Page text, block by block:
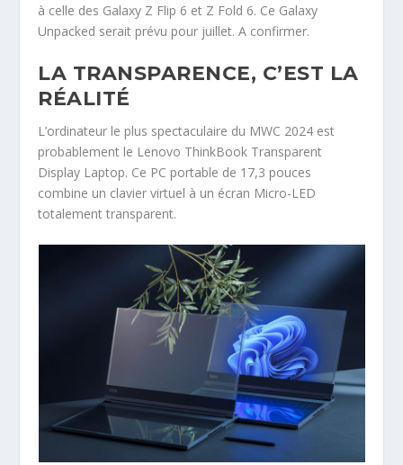
à celle des Galaxy Z Flip 6 et Z Fold 6. Ce Galaxy
Unpacked serait prévu pour juillet. A confirmer.
LA TRANSPARENCE, C’EST LA
RÉALITÉ
L’ordinateur le plus spectaculaire du MWC 2024 est
probablement le Lenovo ThinkBook Transparent
Display Laptop. Ce PC portable de 17,3 pouces
combine un clavier virtuel à un écran Micro-LED
totalement transparent.